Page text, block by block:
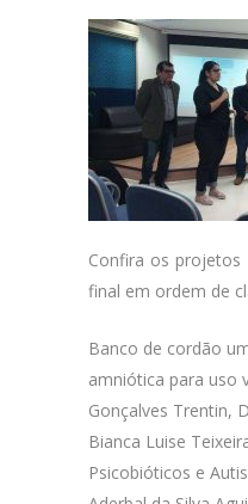
Confira os projetos
final em ordem de
Banco de cordão
amniótica para uso
Gonçalves Trentin,
Bianca Luise
Psicobióticos e